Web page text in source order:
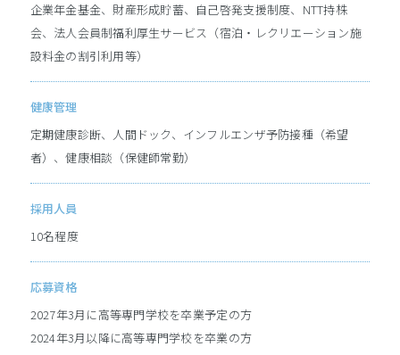
企業年金基金、財産形成貯蓄、自己啓発支援制度、NTT持株
会、法人会員制福利厚生サービス（宿泊・レクリエーション施
設料金の割引利用等）
健康管理
定期健康診断、人間ドック、インフルエンザ予防接種（希望
者）、健康相談（保健師常勤）
採用人員
10名程度
応募資格
2027年3月に高等専門学校を卒業予定の方
2024年3月以降に高等専門学校を卒業の方